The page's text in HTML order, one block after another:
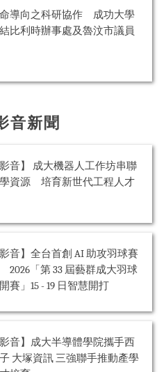
導向之科研協作 成功大學
比利時辦事處及魯汶市議員
音新聞
影音】 成大機器人工作坊串聯
資源 培育新世代工程人才
影音】全台首創 AI 助攻羽球賽
2026「第 33 屆藝群成大羽球
賽」15 - 19 日智慧開打
影音】成大半導體學院攜手西
大塚資訊 三強聯手推動產學